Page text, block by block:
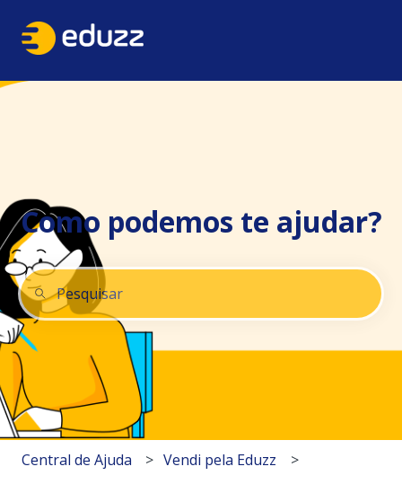
Como podemos te ajudar?
Não há sugestões porque o campo de pesquisa está
Central de Ajuda Vendi pela Eduzz